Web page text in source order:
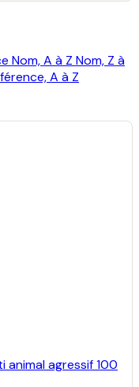
Nom, A à Z Nom, Z à
A à Z
animal agressif 100